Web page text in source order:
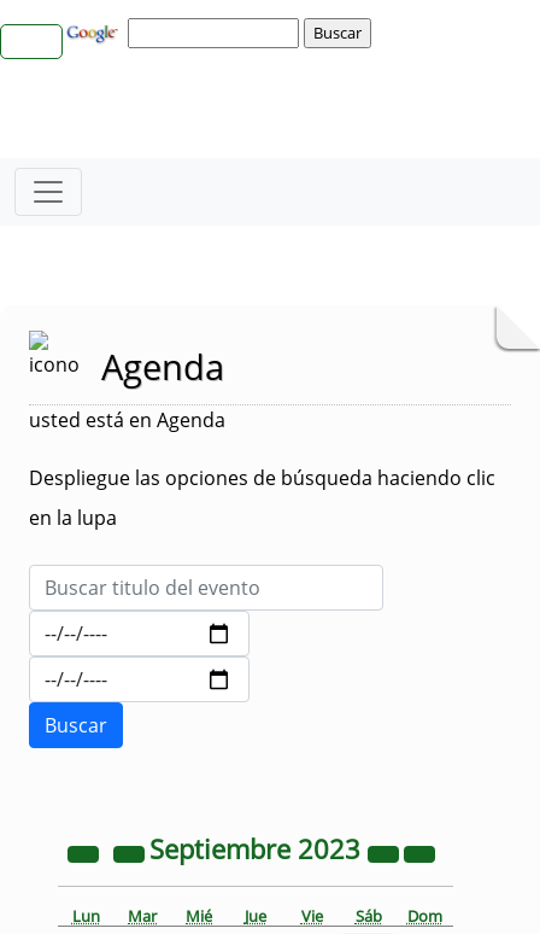
Agenda
usted está en Agenda
Despliegue las opciones de búsqueda haciendo clic
en la lupa
Septiembre 2023
Lun Mar Mié Jue Vie Sáb Dom